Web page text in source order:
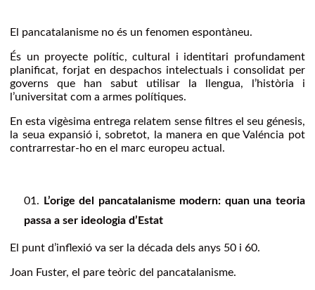
El pancatalanisme no és un fenomen espontàneu.
És un proyecte polític, cultural i identitari profundament
planificat, forjat en despachos intelectuals i consolidat per
governs que han sabut utilisar la llengua, l’història i
l’universitat com a armes polítiques.
En esta vigèsima entrega relatem sense filtres el seu génesis,
la seua expansió i, sobretot, la manera en que Valéncia pot
contrarrestar-ho en el marc europeu actual.
L’orige del pancatalanisme modern: quan una teoria
passa a ser ideologia d’Estat
El punt d’inflexió va ser la década dels anys 50 i 60.
Joan Fuster, el pare teòric del pancatalanisme.